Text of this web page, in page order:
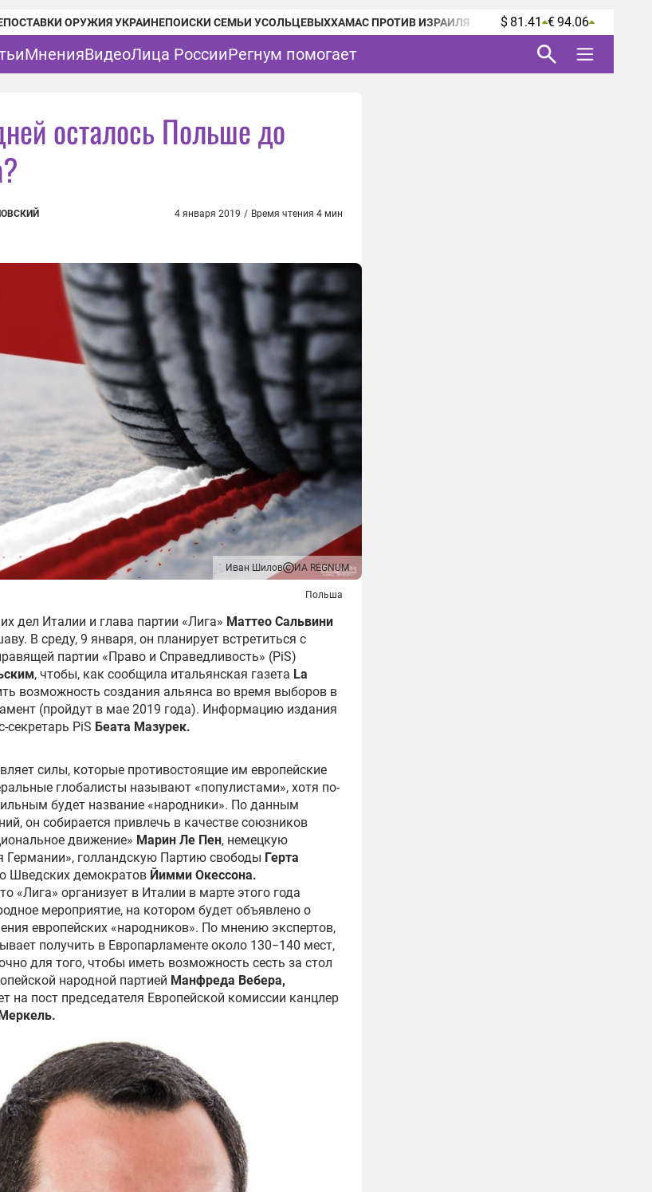
ПОСТАВКИ ОРУЖИЯ УКРАИНЕПОИСКИ СЕМЬИ УСОЛЬЦЕВЫХХАМАС ПРОТИВ ИЗРАИЛЯ $ 81.41 € 94.06
МненияВидеоЛица РоссииРегнум помогает
осталось Польше до
4 января 2019 / Время чтения 4 мин
Иван Шилов ИА REGNUM
Польша
дел Италии и глава партии «Лига» Маттео Сальвини
В среду, 9 января, он планирует встретиться с
партии «Право и Справедливость» (PiS)
, чтобы, как сообщила итальянская газета La
возможность создания альянса во время выборов в
(пройдут в мае 2019 года). Информацию издания
секретарь PiS Беата Мазурек.
силы, которые противостоящие им европейские
глобалисты называют «популистами», хотя по-
будет название «народники». По данным
он собирается привлечь в качестве союзников
движение» Марин Ле Пен, немецкую
Германии», голландскую Партию свободы Герта
Шведских демократов Йимми Окессона.
«Лига» организует в Италии в марте этого года
мероприятие, на котором будет объявлено о
европейских «народников». По мнению экспертов,
получить в Европарламенте около 130−140 мест,
для того, чтобы иметь возможность сесть за стол
народной партией Манфреда Вебера,
на пост председателя Европейской комиссии канцлер
.